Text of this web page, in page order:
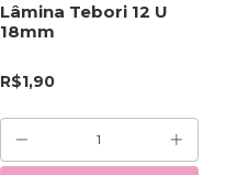
Lâmina Tebori 12 U
18mm
R$1,90